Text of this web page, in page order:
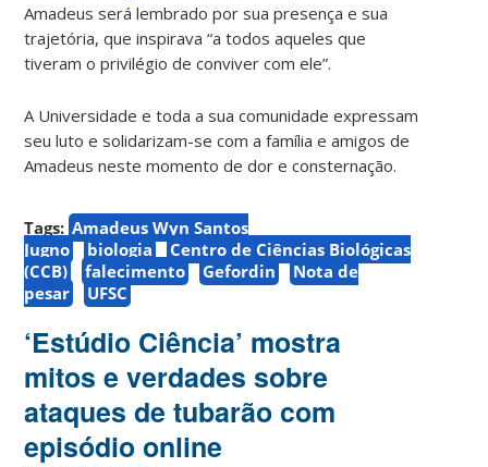
Amadeus será lembrado porsua presença e sua
trajetória, que inspirava “a todos aqueles que
tiveram o privilégio de conviver com ele”.
A Universidade e toda a sua comunidade expressam
seu luto e solidarizam-se com a família e amigos de
Amadeus neste momento de dor e consternação.
Tags: Amadeus Wyn Santos
Jugno
biologia
Centro de Ciências Biológicas
(CCB)
falecimento Gefordin
Nota de
pesar
UFSC
‘Estúdio Ciência’ mostra
mitos e verdades sobre
ataques de tubarão com
episódio online